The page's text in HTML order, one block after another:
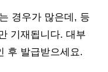
경우가 많은데, 등
기재됩니다. 대부
후 발급받으세요.